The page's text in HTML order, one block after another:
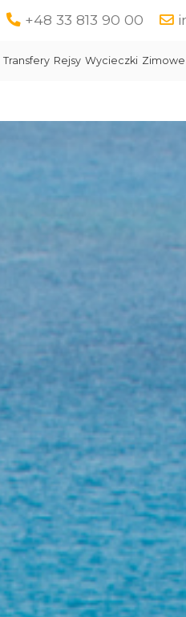
+48 33 813 90 00
Transfery Rejsy Wycieczki